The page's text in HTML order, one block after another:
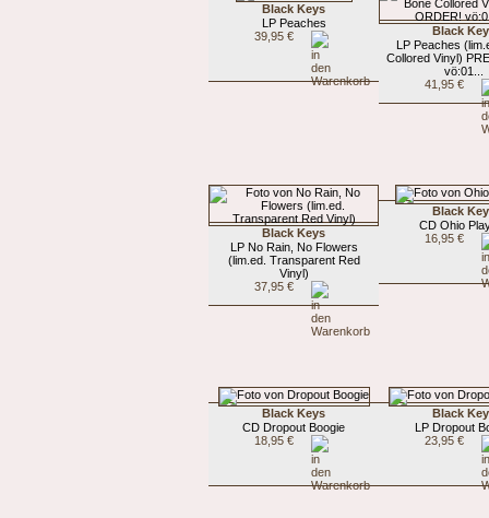
Black Keys
LP Peaches
39,95 €
Black
LP Peaches
Collored Vinyl)
vö:01...
41,95 €
Black Keys
LP No Rain, No Flowers
(lim.ed. Transparent Red
Vinyl)
37,95 €
Black
CD Ohio
16,95 €
Black Keys
CD Dropout Boogie
18,95 €
Black
LP Dropout
23,95 €